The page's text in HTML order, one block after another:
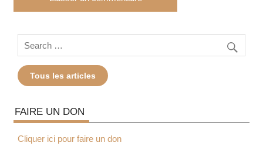
Tous les articles
FAIRE UN DON
Cliquer ici pour faire un don